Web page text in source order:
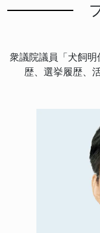
衆議院議員「犬飼
歴、選挙履歴、